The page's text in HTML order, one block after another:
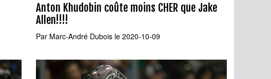
Anton Khudobin coûte moins CHER que Jake
Allen!!!!
Par Marc-André Dubois le 2020-10-09